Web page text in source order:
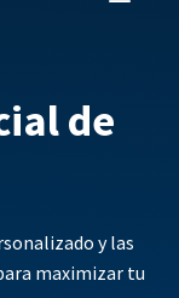
de
y las
maximizar tu